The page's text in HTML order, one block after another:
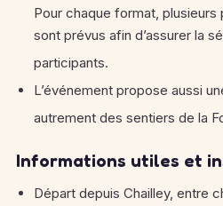
Pour chaque format,
sont prévus afin d’assurer la
participants.
L’événement propose aussi
autrement des sentiers de la
Informations utiles et
Départ depuis Chailley, entre